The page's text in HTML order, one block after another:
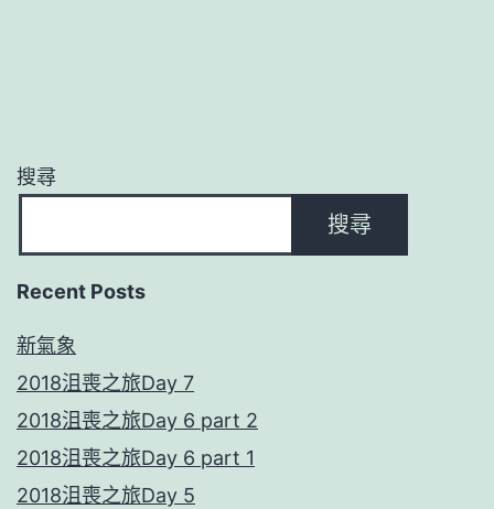
搜尋
搜尋
Recent Posts
新氣象
2018沮喪之旅Day 7
2018沮喪之旅Day 6 part 2
2018沮喪之旅Day 6 part 1
2018沮喪之旅Day 5